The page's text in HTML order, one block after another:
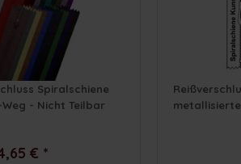
Spiralschiene
- Nicht Teilbar
€ *